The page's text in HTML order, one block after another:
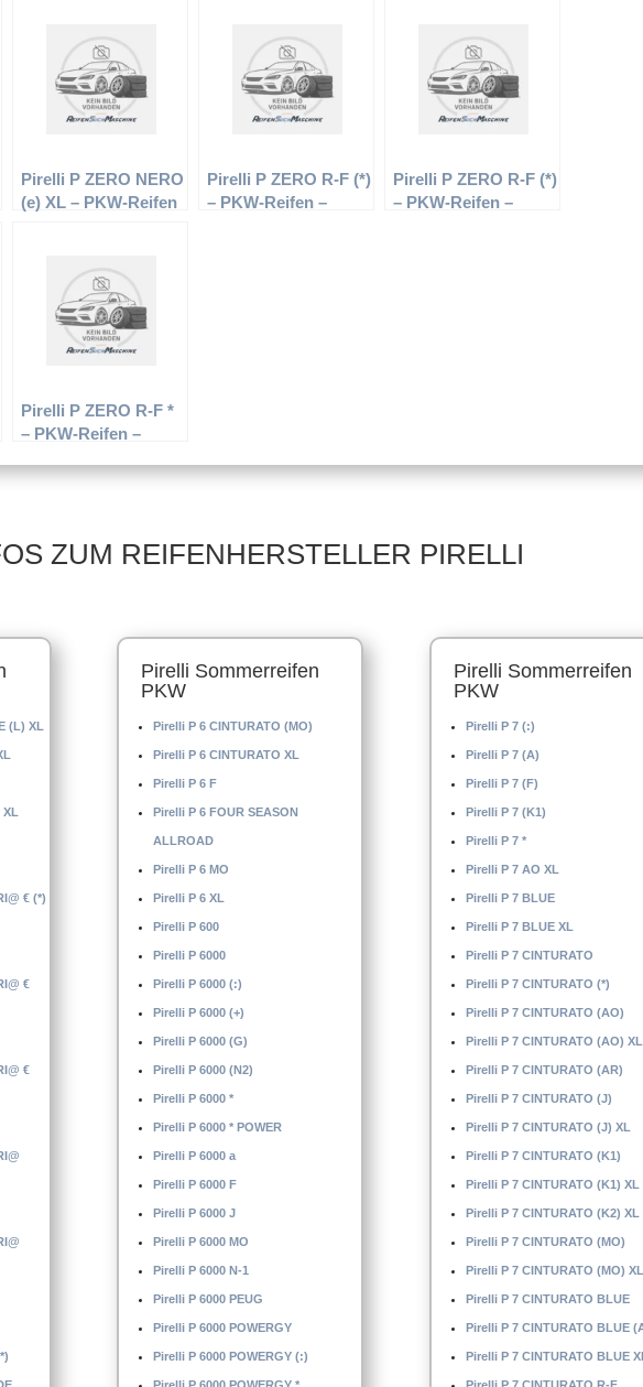
Winterreifen
Ganzjahresreifen
Pirelli P ZERO NERO
(e) XL – PKW-Reifen
Pirelli P ZERO R-F (*)
– PKW-Reifen –
Pirelli P ZERO R-F (*)
– PKW-Reifen –
Pirelli P ZERO R-F *
– PKW-Reifen –
Sommerreifen
ZUM REIFENHERSTELLER PIRELLI
(L) XL
XL
€ (*)
€
€
Pirelli Sommerreifen
PKW
Pirelli P 6 CINTURATO (MO)
Pirelli P 6 CINTURATO XL
Pirelli P 6 F
Pirelli P 6 FOUR SEASON
ALLROAD
Pirelli P 6 MO
Pirelli P 6 XL
Pirelli P 600
Pirelli P 6000
Pirelli P 6000 (:)
Pirelli P 6000 (+)
Pirelli P 6000 (G)
Pirelli P 6000 (N2)
Pirelli P 6000 *
Pirelli P 6000 * POWER
Pirelli P 6000 a
Pirelli P 6000 F
Pirelli P 6000 J
Pirelli P 6000 MO
Pirelli P 6000 N-1
Pirelli P 6000 PEUG
Pirelli P 6000 POWERGY
Pirelli P 6000 POWERGY (:)
Pirelli Sommerreifen
PKW
Pirelli P 7 (:)
Pirelli P 7 (A)
Pirelli P 7 (F)
Pirelli P 7 (K1)
Pirelli P 7 *
Pirelli P 7 AO XL
Pirelli P 7 BLUE
Pirelli P 7 BLUE XL
Pirelli P 7 CINTURATO
Pirelli P 7 CINTURATO (*)
Pirelli P 7 CINTURATO (AO)
Pirelli P 7 CINTURATO (AO) XL
Pirelli P 7 CINTURATO (AR)
Pirelli P 7 CINTURATO (J)
Pirelli P 7 CINTURATO (J) XL
Pirelli P 7 CINTURATO (K1)
Pirelli P 7 CINTURATO (K1) XL
Pirelli P 7 CINTURATO (K2) XL
Pirelli P 7 CINTURATO (MO)
Pirelli P 7 CINTURATO (MO) XL
Pirelli P 7 CINTURATO BLUE
Pirelli P 7 CINTURATO BLUE
Pirelli P 7 CINTURATO BLUE